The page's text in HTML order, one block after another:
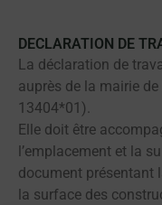
DECLARATION DE
La déclaration de
auprès de la mairie
13404*01).
Elle doit être
l’emplacement et la
document présentant
la surface des